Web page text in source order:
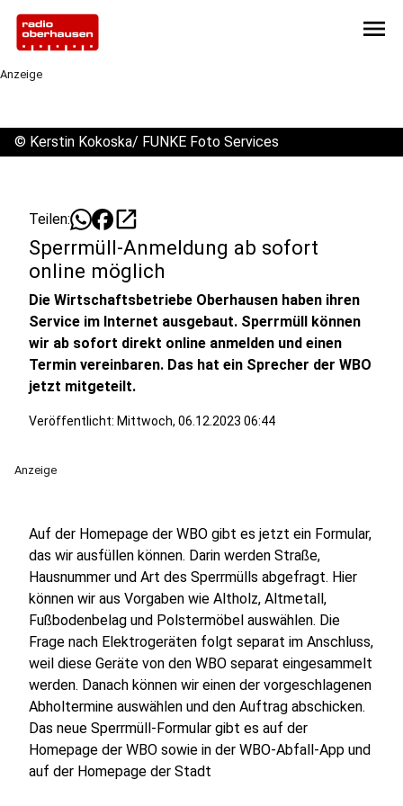
menu
Anzeige
© Kerstin Kokoska/ FUNKE Foto Services
Teilen: open_in_new
Sperrmüll-Anmeldung ab sofort
online möglich
Die Wirtschaftsbetriebe Oberhausen haben ihren
Service im Internet ausgebaut. Sperrmüll können
wir ab sofort direkt online anmelden und einen
Termin vereinbaren. Das hat ein Sprecher der WBO
jetzt mitgeteilt.
Veröffentlicht: Mittwoch, 06.12.2023 06:44
Anzeige
Auf der Homepage der WBO gibt es jetzt ein Formular,
das wir ausfüllen können. Darin werden Straße,
Hausnummer und Art des Sperrmülls abgefragt. Hier
können wir aus Vorgaben wie Altholz, Altmetall,
Fußbodenbelag und Polstermöbel auswählen. Die
Frage nach Elektrogeräten folgt separat im Anschluss,
weil diese Geräte von den WBO separat eingesammelt
werden. Danach können wir einen der vorgeschlagenen
Abholtermine auswählen und den Auftrag abschicken.
Das neue Sperrmüll-Formular gibt es auf der
Homepage der WBO sowie in der WBO-Abfall-App und
auf der Homepage der Stadt